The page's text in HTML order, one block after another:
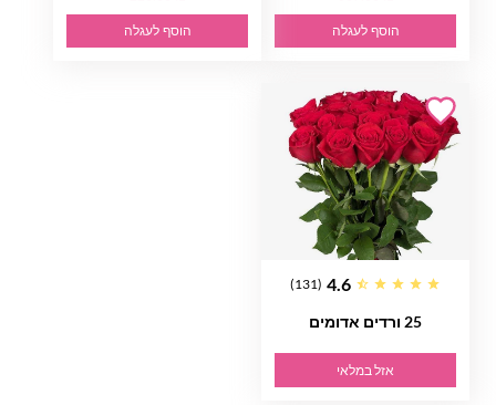
הוסף לעגלה הוסף לעגלה
4.6
(131)
25 ורדים אדומים
אזל במלאי